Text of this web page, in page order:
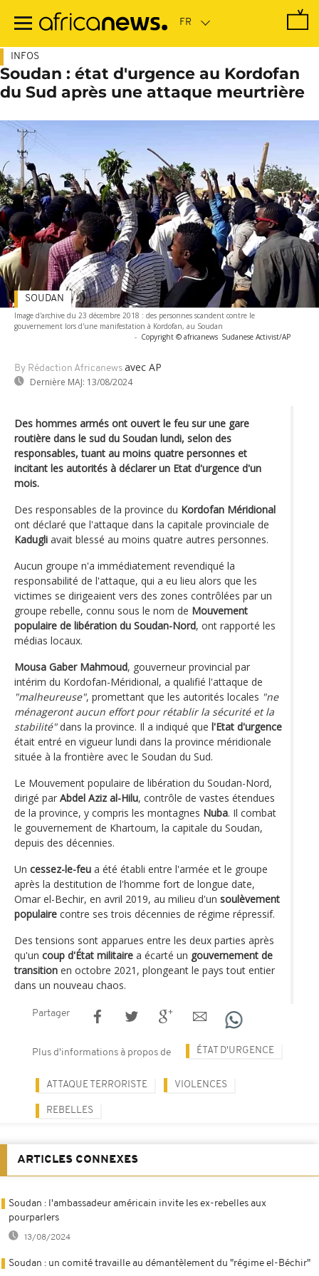
contenu
INFOS
Soudan : état d'urgence au Kordofan
du Sud après une attaque meurtrière
Image d'archive du 23 décembre 2018 : des personnes scandent contre le
gouvernement lors d'une manifestation à Kordofan, au Soudan
- Copyright © africanews Sudanese Activist/AP
By Rédaction Africanews avec AP
Dernière MAJ: 13/08/2024
SOUDAN
Des hommes armés ont ouvert le feu sur une gare
routière dans le sud du Soudan lundi, selon des
responsables, tuant au moins quatre personnes et
incitant les autorités à déclarer un Etat d'urgence d'un
mois.
Des responsables de la province du Kordofan Méridional
ont déclaré que l'attaque dans la capitale provinciale de
Kadugli avait blessé au moins quatre autres personnes.
Aucun groupe n'a immédiatement revendiqué la
responsabilité de l'attaque, qui a eu lieu alors que les
victimes se dirigeaient vers des zones contrôlées par un
groupe rebelle, connu sous le nom de Mouvement
populaire de libération du Soudan-Nord, ont rapporté les
médias locaux.
Mousa Gaber Mahmoud, gouverneur provincial par
intérim du Kordofan-Méridional, a qualifié l'attaque de
"malheureuse", promettant que les autorités locales "ne
ménageront aucun effort pour rétablir la sécurité et la
stabilité"dans la province. Il a indiqué que l'Etat d'urgence
était entré en vigueur lundi dans la province méridionale
située à la frontière avec le Soudan du Sud.
Le Mouvement populaire de libération du Soudan-Nord,
dirigé par Abdel Aziz al-Hilu, contrôle de vastes étendues
de la province, y compris les montagnes Nuba. Il combat
le gouvernement de Khartoum, la capitale du Soudan,
depuis des décennies.
Un cessez-le-feu a été établi entre l'armée et le groupe
après la destitution de l'homme fort de longue date,
Omar el-Bechir, en avril 2019, au milieu d'un soulèvement
populaire contre ses trois décennies de régime répressif.
Des tensions sont apparues entre les deux parties après
qu'un coup d'État militaire a écarté un gouvernement de
transition en octobre 2021, plongeant le pays tout entier
dans un nouveau chaos.
Partager
Plus d'informations à propos de ÉTAT D'URGENCE
ATTAQUE TERRORISTE VIOLENCES
REBELLES
ARTICLES CONNEXES
Soudan : l'ambassadeur américain invite les ex-rebelles aux
pourparlers
13/08/2024
Soudan : un comité travaille au démantèlement du "régime el-Béchir"